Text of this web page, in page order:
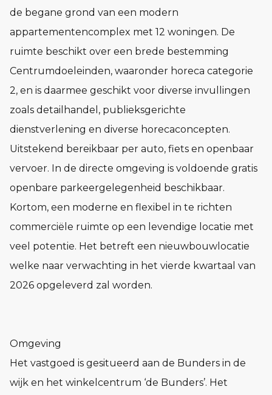
de begane grond van een modern
appartementencomplex met 12 woningen. De
ruimte beschikt over een brede bestemming
Centrumdoeleinden, waaronder horeca categorie
2, en is daarmee geschikt voor diverse invullingen
zoals detailhandel, publieksgerichte
dienstverlening en diverse horecaconcepten.
Uitstekend bereikbaar per auto, fiets en openbaar
vervoer. In de directe omgeving is voldoende gratis
openbare parkeergelegenheid beschikbaar.
Kortom, een moderne en flexibel in te richten
commerciële ruimte op een levendige locatie met
veel potentie. Het betreft een nieuwbouwlocatie
welke naar verwachting in het vierde kwartaal van
2026 opgeleverd zal worden.
Omgeving
Het vastgoed is gesitueerd aan de Bunders in de
wijk en het winkelcentrum ‘de Bunders’. Het